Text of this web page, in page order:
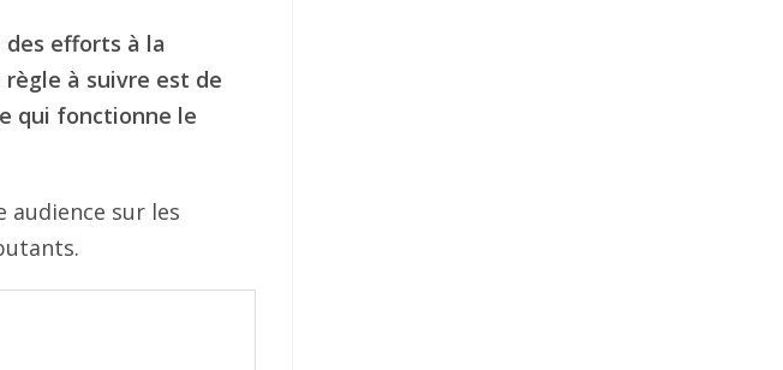
efforts à la
à suivre est de
qui fonctionne le
sur les